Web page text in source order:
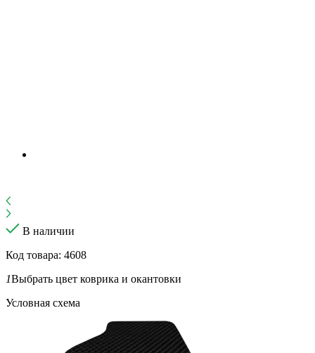
В наличии
Код товара: 4608
1Выбрать цвет коврика и окантовки
Условная схема